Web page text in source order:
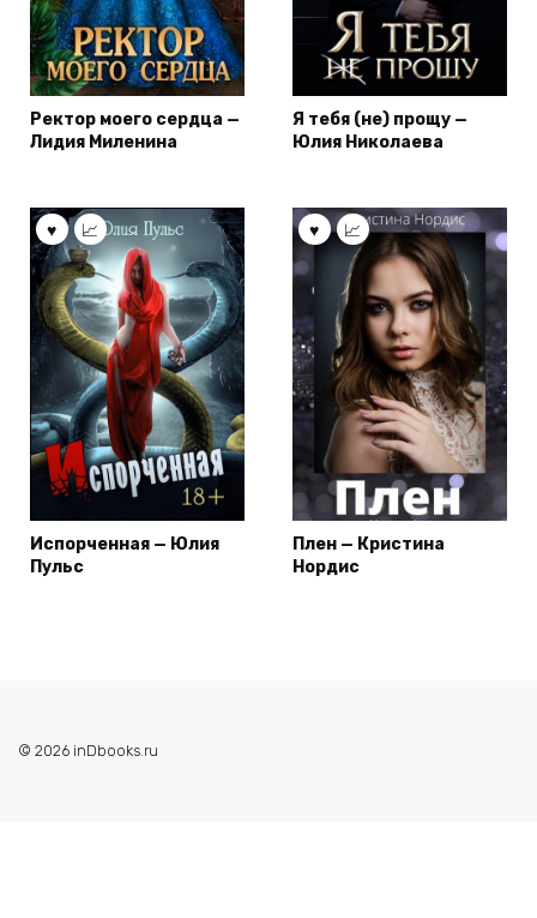
Ректор моего сердца —
Лидия Миленина
Я тебя (не) прощу —
Юлия Николаева
Испорченная — Юлия
Пульс
Плен — Кристина
Нордис
© 2026 inDbooks.ru